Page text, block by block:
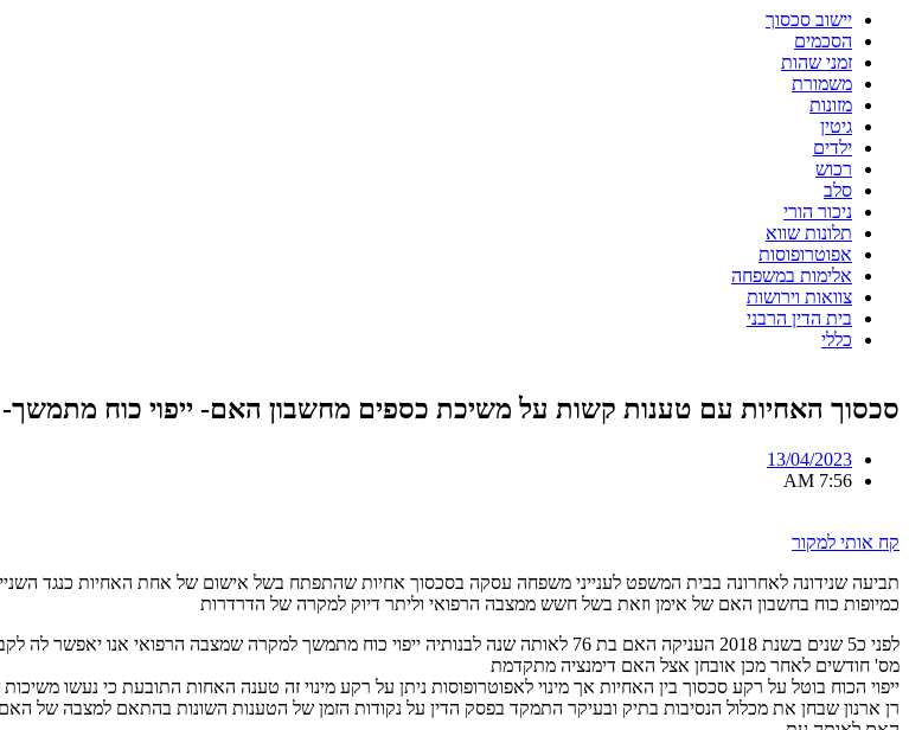
יישוב סכסוך
הסכמים
זמני שהות
משמורת
מזונות
גיטין
ילדים
רכוש
סלב
ניכור הורי
תלונות שווא
אפוטרופוסות
אלימות במשפחה
צוואות וירושות
בית הדין הרבני
כללי
סכסוך האחיות עם טענות קשות על משיכת כספים מחשבון האם- ייפוי כוח מתמשך-
13/04/2023
7:56 AM
קח אותי למקור
תביעה שנידונה לאחרונה בבית המשפט לענייני משפחה עסקה בסכסוך אחיות שהתפתח בשל אישום של אחת האחיות כנגד
כמיופות כוח בחשבון האם של אימן וזאת בשל חשש ממצבה הרפואי וליתר דיוק למקרה של הדרדרות
לפני כ5 שנים בשנת 2018 העניקה האם בת 76 לאותה שנה לבנותיה ייפוי כוח מתמשך למקרה שמצבה הרפואי אנו יאפשר לה לקבל החלטות נכונות בענייניה הכלכליים .
מס' חודשים לאחר מכן אובחן אצל האם דימנציה מתקדמת
ייפוי הכוח בוטל על רקע סכסוך בין האחיות אך מינוי לאפוטרופוסות ניתן על רקע מינוי זה טענה האחות התובעת כי נעשו
רן ארנון שבחן את מכלול הנסיבות בתיק ובעיקר התמקד בפסק הדין על נקודות הזמן של הטענות השונות בהתאם למצבה של